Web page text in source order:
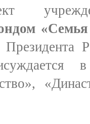
«Семья
Президента